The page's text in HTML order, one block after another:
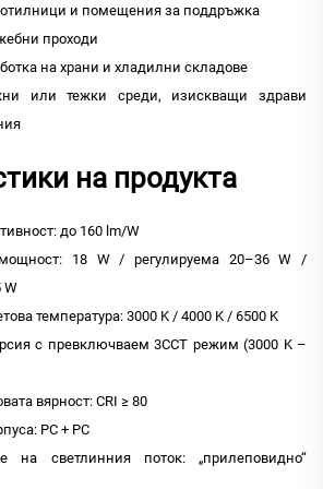
и помещения за поддръжка
проходи
на храни и хладилни складове
или тежки среди, изискващи здрави
на продукта
до 160 lm/W
18 W / регулируема 20–36 W /
W
температура: 3000 K / 4000 K / 6500 K
с превключваем 3CCT режим (3000 K –
вярност: CRI ≥ 80
PC + PC
на светлинния поток: „прилеповидно“